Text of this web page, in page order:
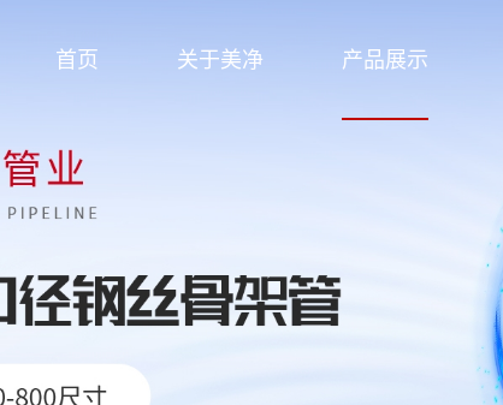
首页 关于美净 产品展示